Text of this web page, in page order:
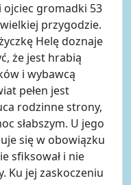
ojciec gromadki 53
przygodzie.
Helę doznaje
że jest hrabią
i wybawcą
pełen jest
rodzinne strony,
słabszym. U jego
się w obowiązku
sfiksował i nie
Ku jej zaskoczeniu